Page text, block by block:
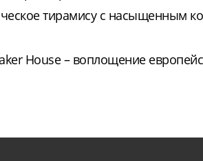
тирамису с насыщенным
House – воплощение